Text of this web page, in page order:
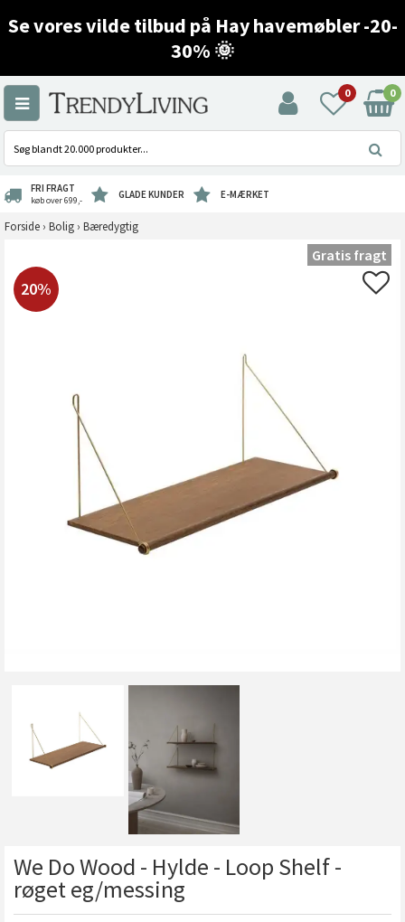
Se vores vilde tilbud på Hay havemøbler -20-
30% 🌞
0 0
FRI FRAGT
køb over 699,- GLADE KUNDER E-MÆRKET
Forside › Bolig › Bæredygtig
20%
Gratis fragt
We Do Wood - Hylde - Loop Shelf -
røget eg/messing